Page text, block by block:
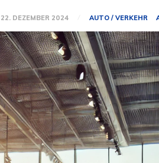
22. DEZEMBER 2024 AUTO / VERKEHR